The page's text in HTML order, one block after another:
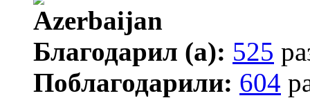
Благодарил (а): 525
Поблагодарили: 604